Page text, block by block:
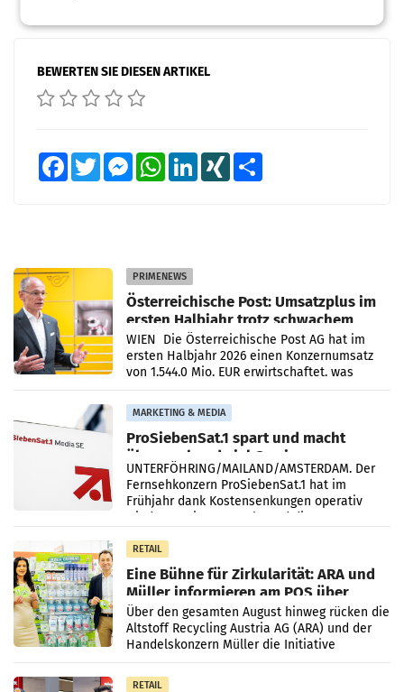
BEWERTEN SIE DIESEN ARTIKEL
FacebookTwitter MessengerWhatsAppLinkedInXING
PRIMENEWS
Österreichische Post: Umsatzplus im
ersten Halbjahr trotz schwachem
Briefgeschäft
WIEN Die Österreichische Post AG hat im
ersten Halbjahr 2026 einen Konzernumsatz
von 1.544,0 Mio. EUR erwirtschaftet, was
einem Plus von 3,8 Prozent gegenüber dem
Vergleichszeitraum
MARKETING & MEDIA
ProSiebenSat.1 spart und macht
überraschend viel Gewinn
UNTERFÖHRING/MAILAND/AMSTERDAM. Der
Fernsehkonzern ProSiebenSat.1 hat im
Frühjahr dank Kostensenkungen operativ
wieder Gewinn gemacht und die
RETAIL
Eine Bühne für Zirkularität: ARA und
Müller informieren am POS über
Kreislauffähigkeit
Über den gesamten August hinweg rücken die
Altstoff Recycling Austria AG (ARA) und der
Handelskonzern Müller die Initiative
„Kreislauf-Helden“ in allen österreichischen
Müller-Filialen
RETAIL